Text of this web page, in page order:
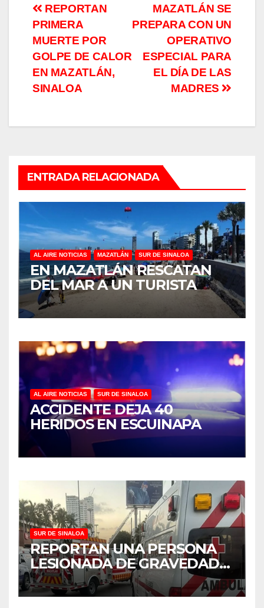
Navegación
de
entradas
MAZATLÁN SE
PREPARA CON UN
OPERATIVO
ESPECIAL PARA
EL DÍA DE LAS
MADRES
REPORTAN
PRIMERA
MUERTE POR
GOLPE DE CALOR
EN MAZATLÁN,
SINALOA
ENTRADA RELACIONADA
AL AIRE NOTICIAS MAZATLÁN SUR DE SINALOA
EN MAZATLÁN RESCATAN
DEL MAR A UN TURISTA
AL AIRE NOTICIAS SUR DE SINALOA
ACCIDENTE DEJA 40
HERIDOS EN ESCUINAPA
SUR DE SINALOA
REPORTAN UNA PERSONA
LESIONADA DE GRAVEDAD
TRAS CHOQUE EN
MAZATLÁN